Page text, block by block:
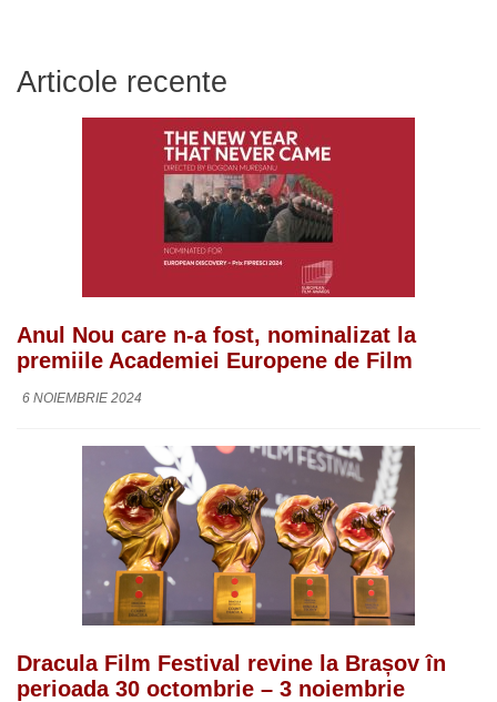
Articole recente
Anul Nou care n-a fost, nominalizat la
premiile Academiei Europene de Film
6 NOIEMBRIE 2024
Dracula Film Festival revine la Brașov în
perioada 30 octombrie – 3 noiembrie